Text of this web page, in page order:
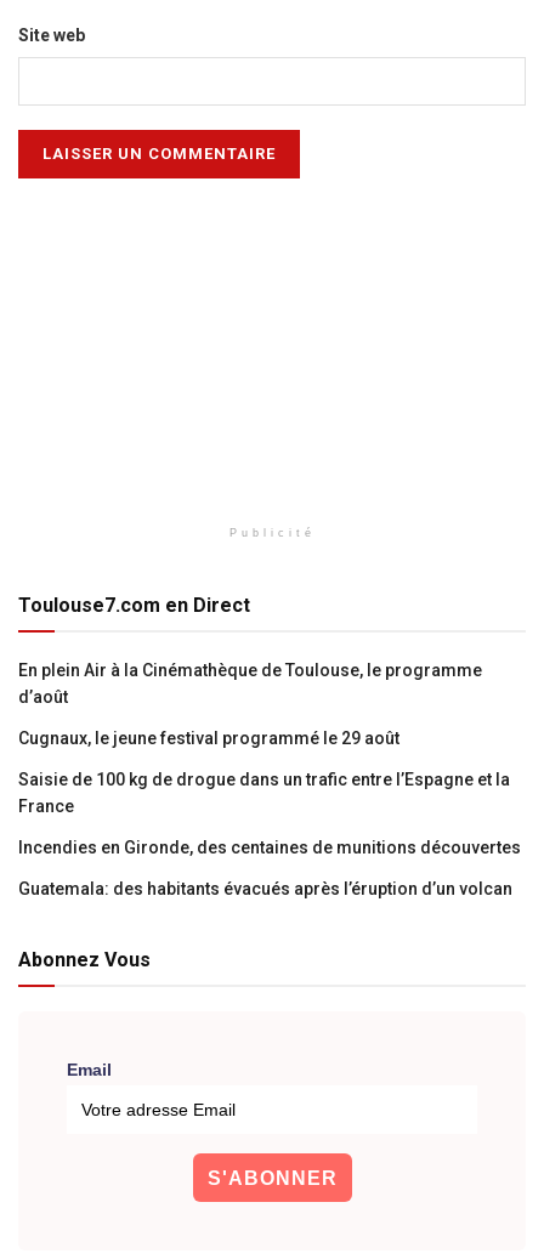
Site web
Publicité
Toulouse7.com en Direct
En plein Air à la Cinémathèque de Toulouse, le programme
d’août
Cugnaux, le jeune festival programmé le 29 août
Saisie de 100 kg de drogue dans un trafic entre l’Espagne et la
France
Incendies en Gironde, des centaines de munitions découvertes
Guatemala: des habitants évacués après l’éruption d’un volcan
Abonnez Vous
Email